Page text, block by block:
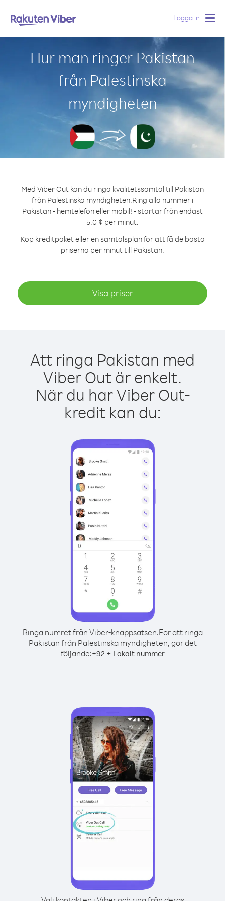
Logga in
Hur man ringer Pakistan
från Palestinska
myndigheten
Med Viber Out kan du ringa kvalitetssamtal till Pakistan
från Palestinska myndigheten.Ring alla nummer i
Pakistan - hemtelefon eller mobil! - startar från endast
5.0 ¢ per minut.
Köp kreditpaket eller en samtalsplan för att få de bästa
priserna per minut till Pakistan.
Visa priser
Att ringa Pakistan med
Viber Out är enkelt.
När du har Viber Out-
kredit kan du:
Ringa numret från Viber-knappsatsen.För att ringa
Pakistan från Palestinska myndigheten, gör det
följande:+92+ Lokalt nummer